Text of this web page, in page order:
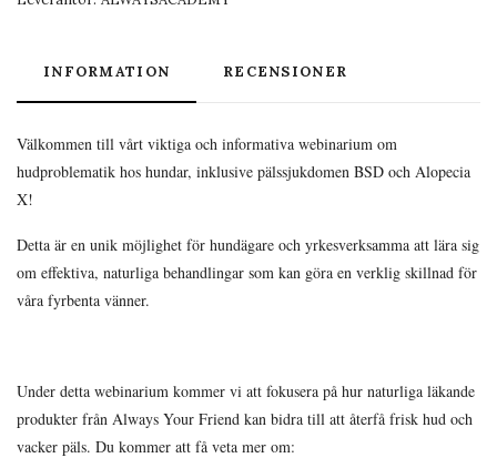
INFORMATION RECENSIONER
Välkommen till vårt viktiga och informativa webinarium om
hudproblematik hos hundar, inklusive pälssjukdomen BSD och Alopecia
X!
Detta är en unik möjlighet för hundägare och yrkesverksamma att lära sig
om effektiva, naturliga behandlingar som kan göra en verklig skillnad för
våra fyrbenta vänner.
Under detta webinarium kommer vi att fokusera på hur naturliga läkande
produkter från Always Your Friend kan bidra till att återfå frisk hud och
vacker päls. Du kommer att få veta mer om: